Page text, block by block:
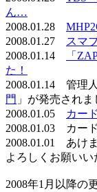
ん…
2008.01.28
2008.01.27
スマ
2008.01.14
「
た！
2008.01.14 管理
門 」が発売されま
2008.01.05
カー
2008.01.03 カー
2008.01.01 あけ
よろしくお願いい
2008年1月以降の